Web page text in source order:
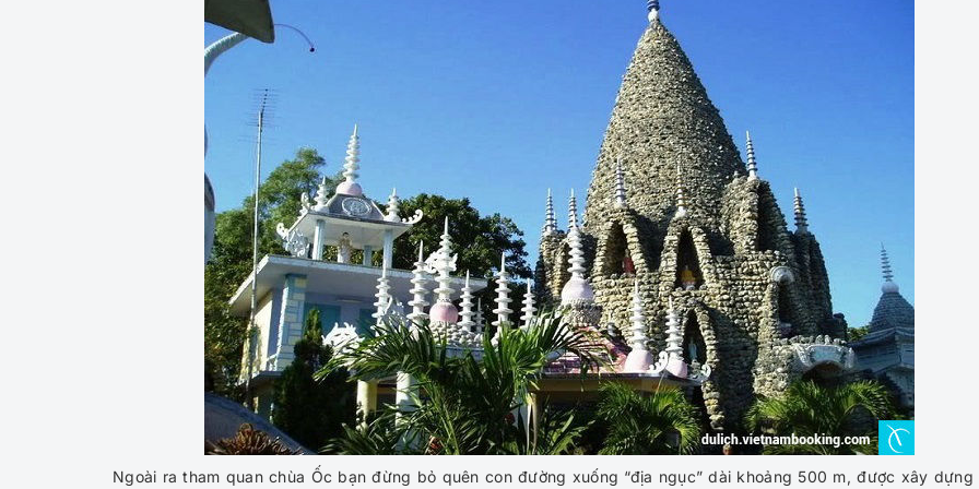
Ngoài ra tham quan chùa Ốc bạn đừng bỏ quên con đường xuống “địa ngục” dài khoảng 500 m, được xây dựng